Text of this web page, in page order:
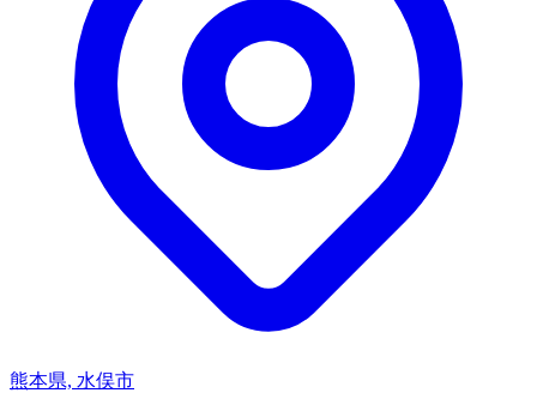
熊本県, 水俣市